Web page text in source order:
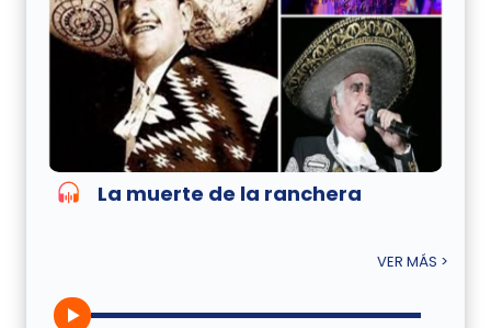
La muerte de la ranchera
VER MÁS >